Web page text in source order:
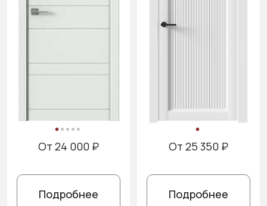
От 24 000 ₽
Подробнее
От 25 350 ₽
Подробнее